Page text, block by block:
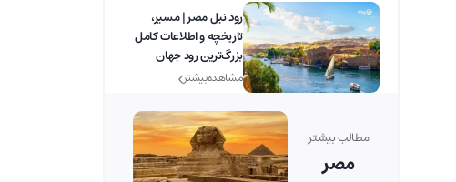
رود نیل مصر | مسیر،
تاریخچه و اطلاعات کامل
بزرگ‌ترین رود جهان
مشاهده بیشتر
مطالب بیشتر
مصر